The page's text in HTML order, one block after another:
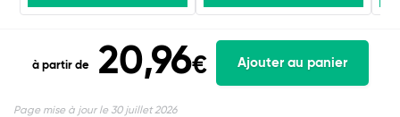
à partir de 20,96€ Ajouter au panier
Page mise à jour le 30 juillet 2026